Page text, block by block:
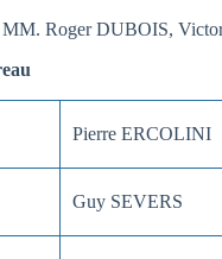
MM. Roger DUBOIS,
Pierre ERCOLINI
Guy SEVERS